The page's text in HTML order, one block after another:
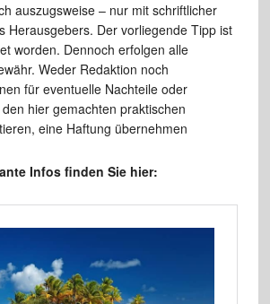
auszugsweise – nur mit schriftlicher
Herausgebers. Der vorliegende Tipp ist
worden. Dennoch erfolgen alle
Weder Redaktion noch
für eventuelle Nachteile oder
hier gemachten praktischen
eine Haftung übernehmen
Infos finden Sie hier: